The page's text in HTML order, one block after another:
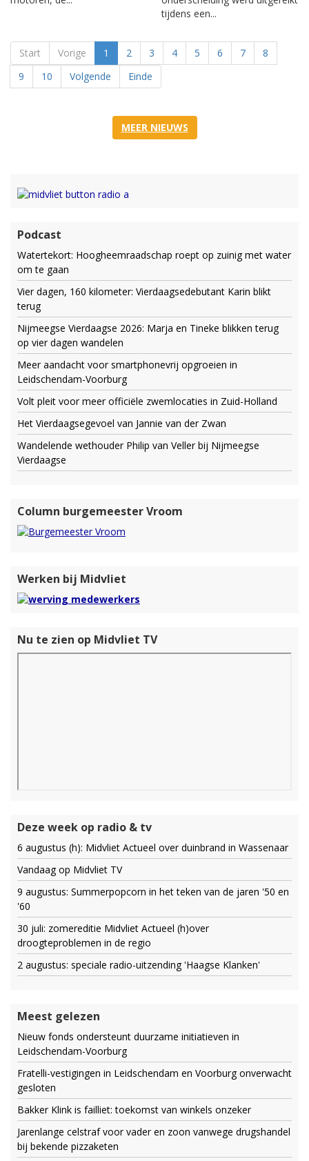
tijdens een...
Start Vorige 1 2 3 4 5 6 7
8
9
10 Volgende Einde
MEER NIEUWS
Podcast
Watertekort: Hoogheemraadschap roept op zuinig met water
om te gaan
Vier dagen, 160 kilometer: Vierdaagsedebutant Karin blikt
terug
Nijmeegse Vierdaagse 2026: Marja en Tineke blikken terug
op vier dagen wandelen
Meer aandacht voor smartphonevrij opgroeien in
Leidschendam-Voorburg
Volt pleit voor meer officiële zwemlocaties in Zuid-Holland
Het Vierdaagsegevoel van Jannie van der Zwan
Wandelende wethouder Philip van Veller bij Nijmeegse
Vierdaagse
Column burgemeester Vroom
Werken bij Midvliet
Nu te zien op Midvliet TV
Deze week op radio & tv
6 augustus (h): Midvliet Actueel over duinbrand in Wassenaar
Vandaag op Midvliet TV
9 augustus: Summerpopcorn in het teken van de jaren '50 en
'60
30 juli: zomereditie Midvliet Actueel (h)over
droogteproblemen in de regio
2 augustus: speciale radio-uitzending 'Haagse Klanken'
Meest gelezen
Nieuw fonds ondersteunt duurzame initiatieven in
Leidschendam-Voorburg
Fratelli-vestigingen in Leidschendam en Voorburg onverwacht
gesloten
Bakker Klink is failliet: toekomst van winkels onzeker
Jarenlange celstraf voor vader en zoon vanwege drugshandel
bij bekende pizzaketen